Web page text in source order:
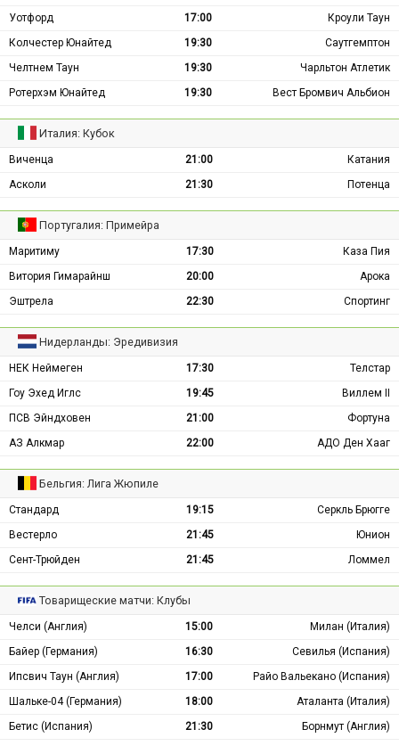
Уотфорд
17:00
Кроули Таун
Колчестер Юнайтед
19:30
Саутгемптон
Челтнем Таун
19:30
Чарльтон Атлетик
Ротерхэм Юнайтед
19:30 Вест Бромвич Альбион
Италия: Кубок
Виченца 21:00
Катания
Асколи
21:30 Потенца
Португалия: Примейра
Маритиму 17:30
Каза Пия
Витория Гимарайнш
20:00
Арока
Эштрела
22:30 Спортинг
Нидерланды: Эредивизия
НЕК Неймеген 17:30
Телстар
Гоу Эхед Иглс
19:45
Виллем II
ПСВ Эйндховен
21:00
Фортуна
АЗ Алкмар
22:00 АДО Ден Хааг
Бельгия: Лига Жюпиле
Стандард 19:15
Серкль Брюгге
Вестерло
21:45
Юнион
Сент-Трюйден
21:45 Ломмел
Товарищеские матчи: Клубы
Челси (Англия) 15:00
Милан (Италия)
Байер (Германия)
16:30
Севилья (Испания)
Ипсвич Таун (Англия)
17:00
Райо Вальекано (Испания)
Шальке-04 (Германия)
18:00
Аталанта (Италия)
Бетис (Испания)
21:30 Борнмут (Англия)